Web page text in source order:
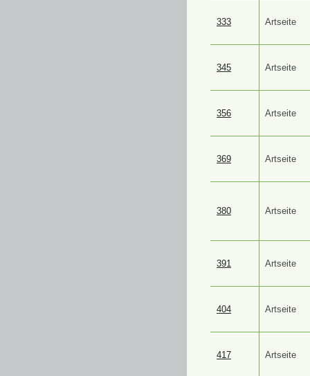
333 Artseite
345 Artseite
356 Artseite
369 Artseite
380 Artseite
391 Artseite
404 Artseite
417 Artseite